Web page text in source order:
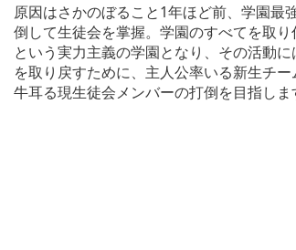
原因はさかのぼること1年ほど前、学園最
倒して生徒会を掌握。学園のすべてを取
という実力主義の学園となり、その活動
を取り戻すために、主人公率いる新生チ
牛耳る現生徒会メンバーの打倒を目指しま